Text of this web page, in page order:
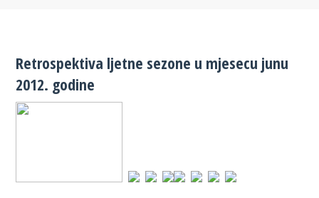
Retrospektiva ljetne sezone u mjesecu junu
2012. godine